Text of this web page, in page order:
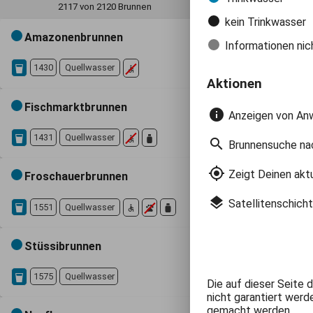
2117 von 2120 Brunnen
Amazonenbrunnen
1430 Quellwasser accessible
Fischmarktbrunnen
1431 Quellwasser accessible
Froschauerbrunnen
1551 Quellwasser accessible pets
Stüssibrunnen
1575 Quellwasser
kein Trinkwasser
Informationen
Aktionen
Anzeigen von
search Brunnensuche
gps_fixed Zeigt Deinen
layers
Die auf dieser Seite
nicht garantiert